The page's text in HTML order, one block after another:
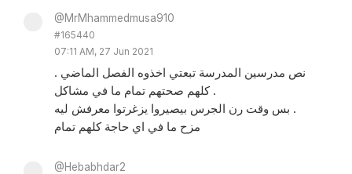
@MrMhammedmusa910
#165440
07:11 AM, 27 Jun 2021
نص مدرسين المدرسة تبعتي اخذوه الفصل الماضي .
كلهم صحتهم تمام ما في مشاكل .
بس وقت رن الجرس بيصيروا يزغرتوا معرفش ليه .
مزح ما في اي حاجة كلهم تمام
@Hebabhdar2